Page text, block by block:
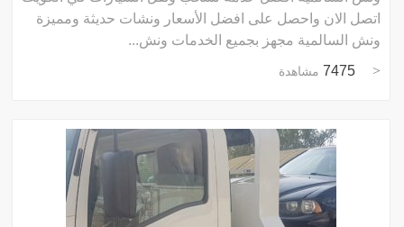
اتصل الان واحصل على افضل الأسعار ونشات حديثة ومميزة
ونش السالمية مجهز بجميع الخدمات ونش...
7475 مشاهدة